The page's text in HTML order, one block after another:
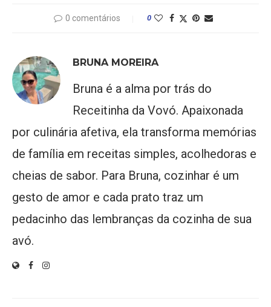
0 comentários 0
BRUNA MOREIRA
Bruna é a alma por trás do
Receitinha da Vovó. Apaixonada
por culinária afetiva, ela transforma memórias
de família em receitas simples, acolhedoras e
cheias de sabor. Para Bruna, cozinhar é um
gesto de amor e cada prato traz um
pedacinho das lembranças da cozinha de sua
avó.